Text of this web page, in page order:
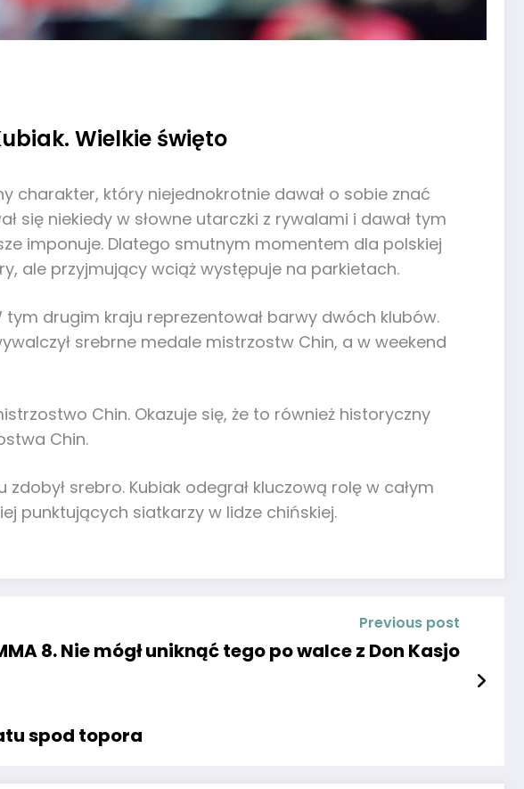
Wielkie święto
charakter, który niejednokrotnie dawał o sobie znać
się niekiedy w słowne utarczki z rywalami i dawał tym
imponuje. Dlatego smutnym momentem dla polskiej
ale przyjmujący wciąż występuje na parkietach.
tym drugim kraju reprezentował barwy dwóch klubów.
srebrne medale mistrzostw Chin, a w weekend
Chin. Okazuje się, że to również historyczny
Chin.
srebro. Kubiak odegrał kluczową rolę w całym
punktujących siatkarzy w lidze chińskiej.
Previous post
8. Nie mógł uniknąć tego po walce z Don Kasjo
spod topora